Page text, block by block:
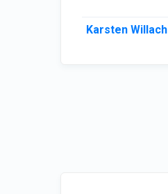
Karsten Willach